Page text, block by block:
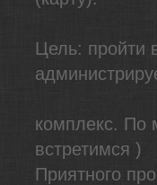
Цель: пройти
комплекс. По
встретимся )
Приятного